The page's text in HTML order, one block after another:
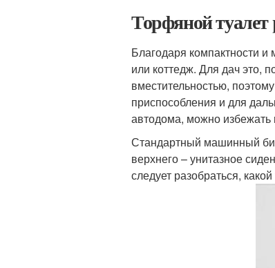
Торфяной
Благодаря компактности
или коттедж. Для дач это,
вместительностью,
приспособления и для
автодома, можно избежать
Стандартный машинный
верхнего – унитазное
следует разобраться,